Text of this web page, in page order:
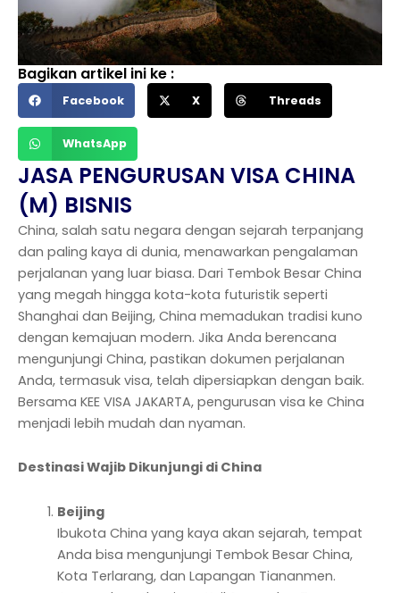
Bagikan artikel ini ke :
Facebook X Threads
WhatsApp
JASA PENGURUSAN VISA CHINA
(M) BISNIS
China, salah satu negara dengan sejarah terpanjang
dan paling kaya di dunia, menawarkan pengalaman
perjalanan yang luar biasa. Dari Tembok Besar China
yang megah hingga kota-kota futuristik seperti
Shanghai dan Beijing, China memadukan tradisi kuno
dengan kemajuan modern. Jika Anda berencana
mengunjungi China, pastikan dokumen perjalanan
Anda, termasuk visa, telah dipersiapkan dengan baik.
Bersama KEE VISA JAKARTA, pengurusan visa ke China
menjadi lebih mudah dan nyaman.
Destinasi Wajib Dikunjungi di China
Beijing
Ibukota China yang kaya akan sejarah, tempat
Anda bisa mengunjungi Tembok Besar China,
Kota Terlarang, dan Lapangan Tiananmen.